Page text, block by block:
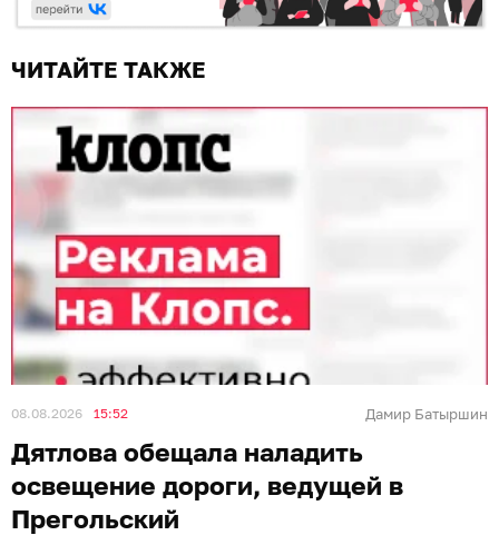
ЧИТАЙТЕ ТАКЖЕ
08.08.2026 15:52 Дамир Батыршин
Дятлова обещала наладить
освещение дороги, ведущей в
Прегольский